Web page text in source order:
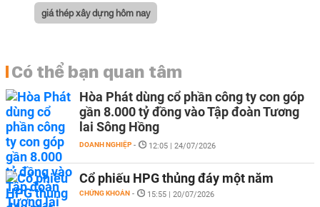
giá thép xây dựng hôm nay
Có thể bạn quan tâm
Hòa Phát dùng cổ phần công ty con góp
gần 8.000 tỷ đồng vào Tập đoàn Tương
lai Sông Hồng
DOANH NGHIỆP - 12:05 | 24/07/2026
Cổ phiếu HPG thủng đáy một năm
CHỨNG KHOÁN - 15:55 | 20/07/2026